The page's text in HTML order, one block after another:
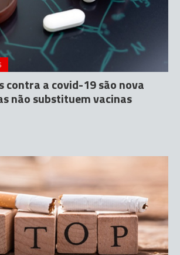
contra a covid-19 são nova
não substituem vacinas